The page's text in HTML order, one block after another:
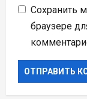
Сохранить
браузере